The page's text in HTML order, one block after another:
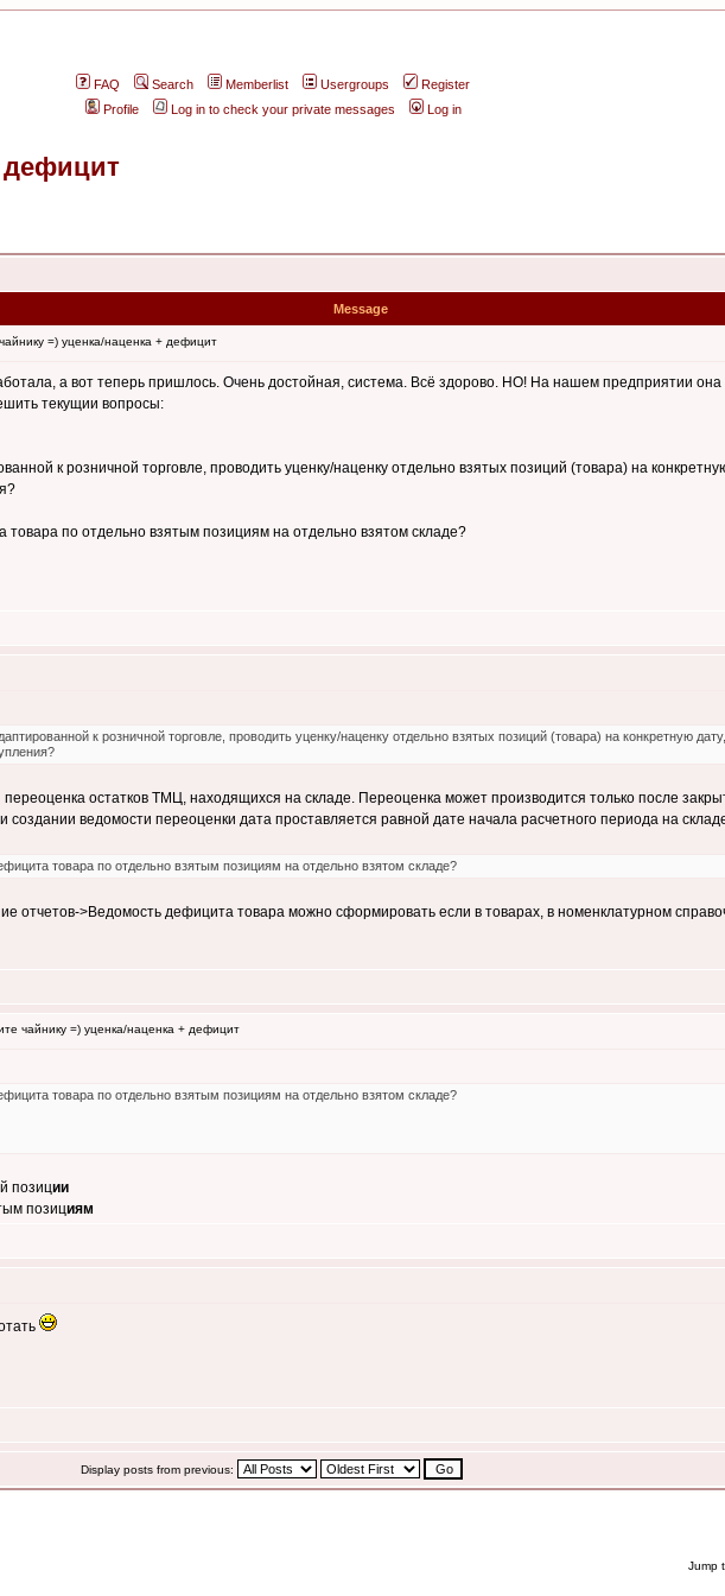
FAQ Search Memberlist Usergroups
Register
Profile
Log in to check your private messages Log in
дефицит
Message
=) уценка/наценка + дефицит
а вот теперь пришлось. Очень достойная, система. Всё здорово. НО! На нашем предприятии она
текущии вопросы:
к розничной торговле, проводить уценку/наценку отдельно взятых позиций (товара) на
по отдельно взятым позициям на отдельно взятом складе?
к розничной торговле, проводить уценку/наценку отдельно взятых позиций (товара) на конкретную
остатков ТМЦ, находящихся на складе. Переоценка может производится только после
ведомости переоценки дата проставляется равной дате начала расчетного периода на
товара по отдельно взятым позициям на отдельно взятом складе?
отчетов->Ведомость дефицита товара можно сформировать если в товарах, в номенклатурном
чайнику =) уценка/наценка + дефицит
товара по отдельно взятым позициям на отдельно взятом складе?
позиции
позициям
Display posts from previous:
Jump